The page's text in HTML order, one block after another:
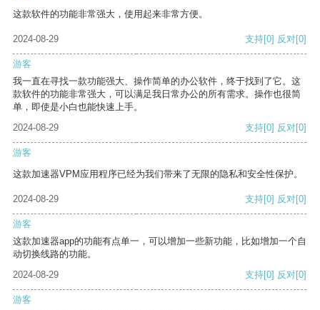
这款软件的功能非常强大，使用起来非常方便。
2024-08-29 支持[0] 反对[0]
游客
我一直在寻找一款功能强大、操作简单的办公软件，终于找到了它。这
款软件的功能非常强大，可以满足我日常办公的所有需求。操作也很简
单，即使是小白也能快速上手。
2024-08-29
支持[0] 反对[0]
游客
这款加速器VPM应用程序已经为我们带来了无限的隐私和安全性保护。
2024-08-29 支持[0] 反对[0]
游客
这款加速器app的功能有点单一，可以增加一些新功能，比如增加一个自
动切换线路的功能。
2024-08-29
支持[0] 反对[0]
游客